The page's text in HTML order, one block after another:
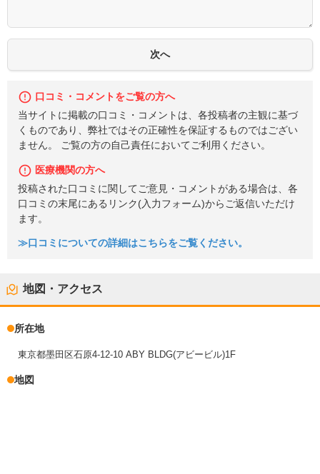
口コミ・コメントをご覧の方へ
当サイトに掲載の口コミ・コメントは、各投稿者の主観に基づ
くものであり、弊社ではその正確性を保証するものではござい
ません。 ご覧の方の自己責任においてご利用ください。
医療機関の方へ
投稿された口コミに関してご意見・コメントがある場合は、各
口コミの末尾にあるリンク(入力フォーム)からご返信いただけ
ます。
≫口コミについての詳細はこちらをご覧ください。
地図・アクセス
所在地
東京都墨田区石原4-12-10 ABY BLDG(アビービル)1F
地図